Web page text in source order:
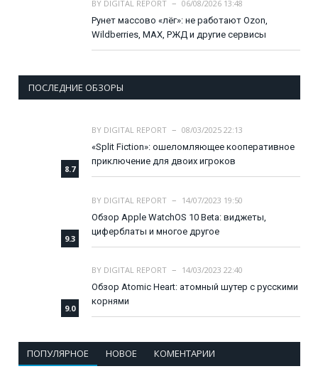
BY DIGITAL REPORT
06/08/2026 13:48
Рунет массово «лёг»: не работают Ozon,
Wildberries, MAX, РЖД и другие сервисы
ПОСЛЕДНИЕ ОБЗОРЫ
8.7
BY DIGITAL REPORT
08/03/2025 22:13
«Split Fiction»: ошеломляющее кооперативное
приключение для двоих игроков
9.3
BY DIGITAL REPORT
14/07/2023 19:50
Обзор Apple WatchOS 10 Beta: виджеты,
циферблаты и многое другое
9.0
BY DIGITAL REPORT
14/03/2023 22:40
Обзор Atomic Heart: атомный шутер с русскими
корнями
ПОПУЛЯРНОЕ НОВОЕ КОМЕНТАРИИ